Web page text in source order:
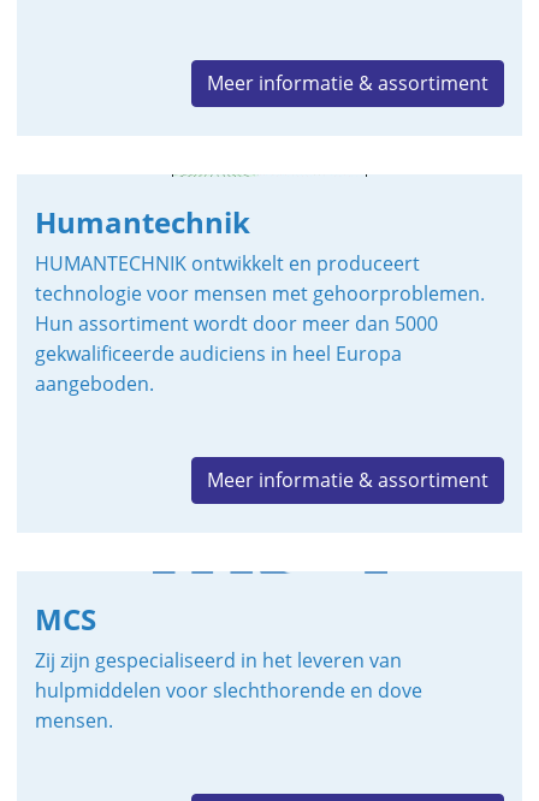
Meer informatie & assortiment
Humantechnik
HUMANTECHNIK ontwikkelt en produceert
technologie voor mensen met gehoorproblemen.
Hun assortiment wordt door meer dan 5000
gekwalificeerde audiciens in heel Europa
aangeboden.
Meer informatie & assortiment
MCS
Zij zijn gespecialiseerd in het leveren van
hulpmiddelen voor slechthorende en dove
mensen.